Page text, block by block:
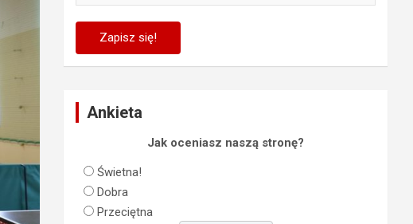
Ankieta
Jak oceniasz naszą stronę?
Świetna!
Dobra
Przeciętna